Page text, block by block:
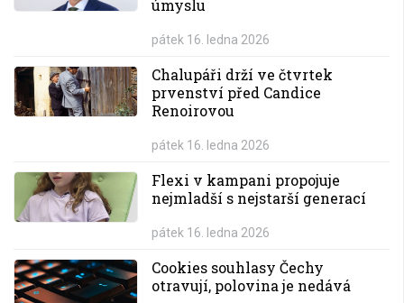
úmyslu
pátek 16. ledna 2026
Chalupáři drží ve čtvrtek
prvenství před Candice
Renoirovou
pátek 16. ledna 2026
Flexi v kampani propojuje
nejmladší s nejstarší generací
pátek 16. ledna 2026
Cookies souhlasy Čechy
otravují, polovina je nedává